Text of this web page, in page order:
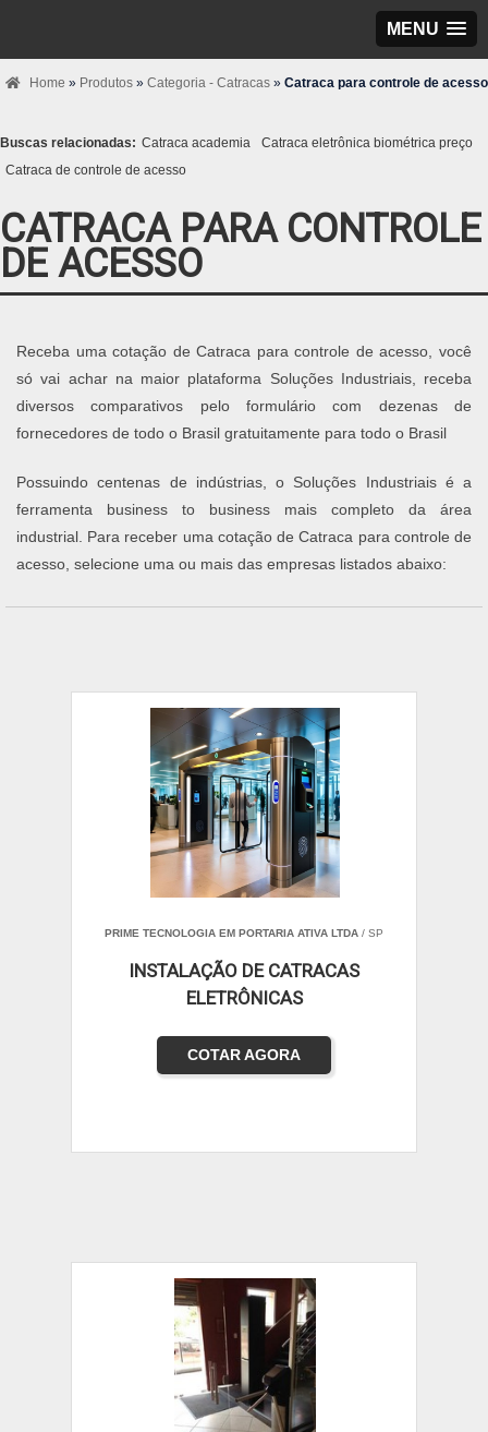
MENU
Home » Produtos » Categoria - Catracas » Catraca para controle de acesso
Buscas relacionadas: Catraca academia
Catraca eletrônica biométrica preço
Catraca de controle de acesso
CATRACA PARA CONTROLE
DE ACESSO
Receba uma cotação de Catraca para controle de acesso, você
só vai achar na maior plataforma Soluções Industriais, receba
diversos comparativos pelo formulário com dezenas de
fornecedores de todo o Brasil gratuitamente para todo o Brasil
Possuindo centenas de indústrias, o Soluções Industriais é a
ferramenta business to business mais completo da área
industrial. Para receber uma cotação de Catraca para controle de
acesso, selecione uma ou mais das empresas listados abaixo:
PRIME TECNOLOGIA EM PORTARIA ATIVA LTDA / SP
INSTALAÇÃO DE CATRACAS
ELETRÔNICAS
COTAR AGORA